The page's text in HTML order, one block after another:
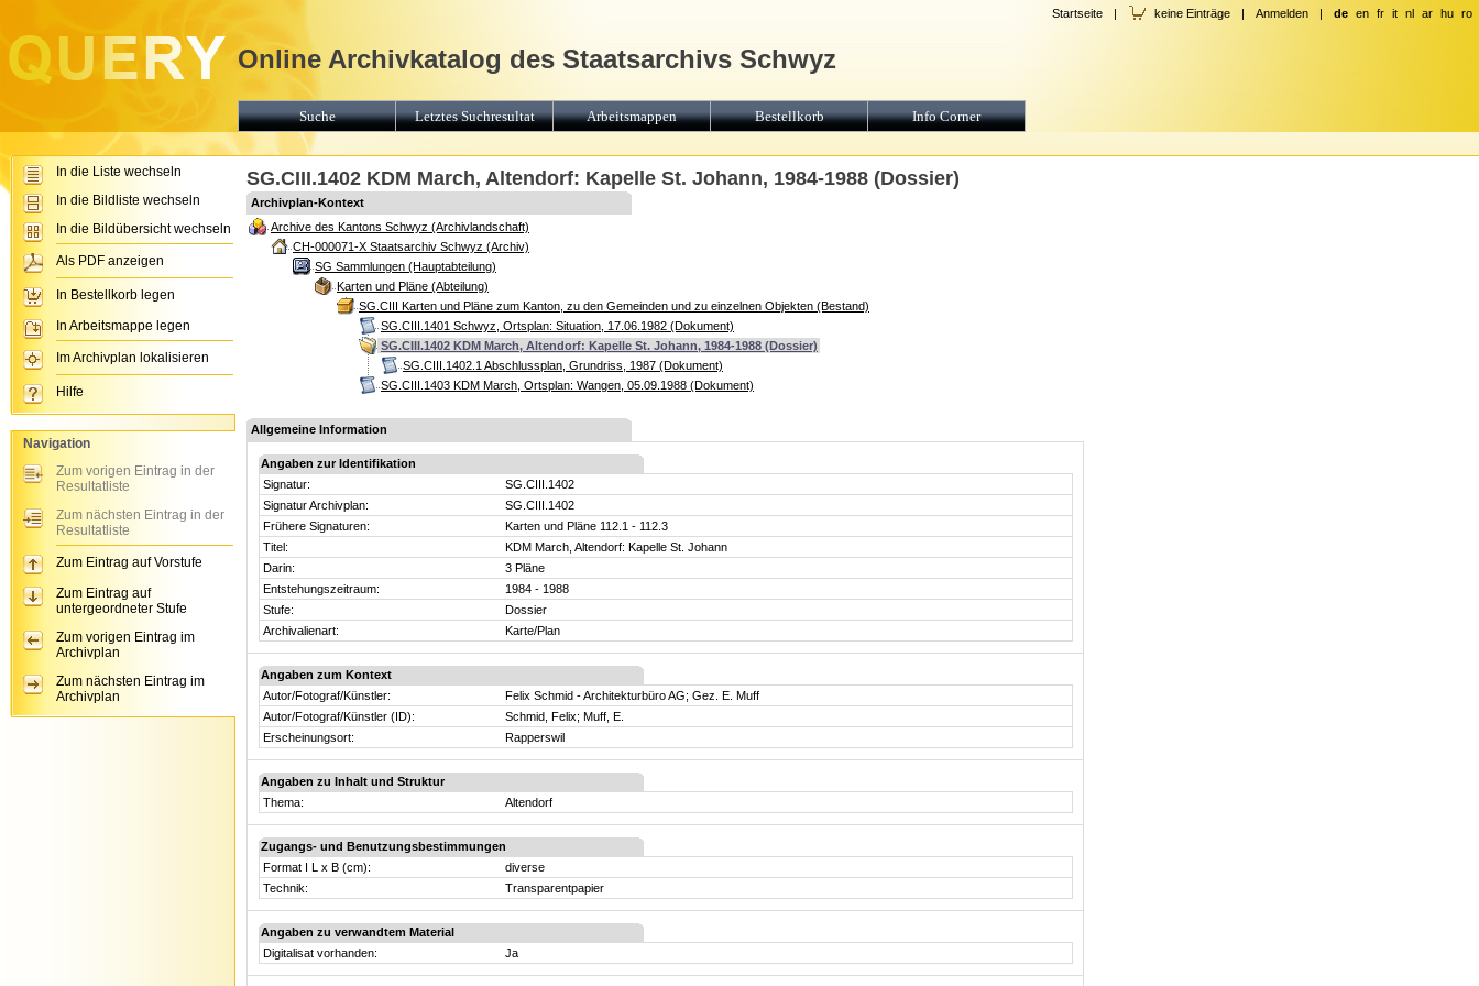
SG.CIII.1402 KDM March, Altendorf: Kapelle St. Johann, 1984-1988 (Dossier)
Archivplan-Kontext
Archive des Kantons Schwyz (Archivlandschaft)
CH-000071-X Staatsarchiv Schwyz (Archiv)
SG Sammlungen (Hauptabteilung)
Karten und Pläne (Abteilung)
SG.CIII Karten und Pläne zum Kanton, zu den Gemeinden und zu einzelnen Objekten (Bestand)
SG.CIII.1401 Schwyz, Ortsplan: Situation, 17.06.1982 (Dokument)
SG.CIII.1402 KDM March, Altendorf: Kapelle St. Johann, 1984-1988 (Dossier)
SG.CIII.1402.1 Abschlussplan, Grundriss, 1987 (Dokument)
SG.CIII.1403 KDM March, Ortsplan: Wangen, 05.09.1988 (Dokument)
Allgemeine Information
Angaben zur Identifikation
Signatur:
SG.CIII.1402
Signatur Archivplan:
SG.CIII.1402
Frühere Signaturen:
Karten und Pläne 112.1 - 112.3
Titel:
KDM March, Altendorf: Kapelle St. Johann
Darin:
3 Pläne
Entstehungszeitraum:
1984 - 1988
Stufe:
Dossier
Archivalienart:
Karte/Plan
Angaben zum Kontext
Autor/Fotograf/Künstler:
Felix Schmid - Architekturbüro AG; Gez. E. Muff
Autor/Fotograf/Künstler (ID):
Schmid, Felix; Muff, E.
Erscheinungsort:
Rapperswil
Angaben zu Inhalt und Struktur
Thema:
Altendorf
Zugangs- und Benutzungsbestimmungen
Format I L x B (cm):
diverse
Technik:
Transparentpapier
Angaben zu verwandtem Material
Digitalisat vorhanden:
Ja
Startseite | keine Einträge | Anmelden | de en fr it nl ar hu ro
Online Archivkatalog des Staatsarchivs Schwyz
Suche Letztes Suchresultat Arbeitsmappen Bestellkorb Info Corner
In die Liste wechseln
In die Bildliste wechseln
In die Bildübersicht wechseln
Als PDF anzeigen
In Bestellkorb legen
In Arbeitsmappe legen
Im Archivplan lokalisieren
Hilfe
Navigation
Zum vorigen Eintrag in der
Resultatliste
Zum nächsten Eintrag in der
Resultatliste
Zum Eintrag auf Vorstufe
Zum Eintrag auf
untergeordneter Stufe
Zum vorigen Eintrag im
Archivplan
Zum nächsten Eintrag im
Archivplan